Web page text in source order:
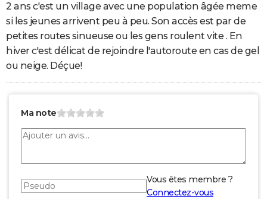
2 ans c'est un village avec une population âgée meme
si les jeunes arrivent peu à peu. Son accès est par de
petites routes sinueuse ou les gens roulent vite . En
hiver c'est délicat de rejoindre l'autoroute en cas de gel
ou neige. Déçue!
Ma note
Vous êtes membre ?
Connectez-vous